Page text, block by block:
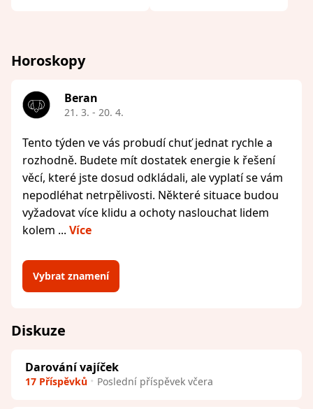
Horoskopy
Beran
21. 3. - 20. 4.
Tento týden ve vás probudí chuť jednat rychle a
rozhodně. Budete mít dostatek energie k řešení
věcí, které jste dosud odkládali, ale vyplatí se vám
nepodléhat netrpělivosti. Některé situace budou
vyžadovat více klidu a ochoty naslouchat lidem
kolem ... Více
Vybrat znamení
Diskuze
Darování vajíček
17 Příspěvků Poslední příspěvek včera